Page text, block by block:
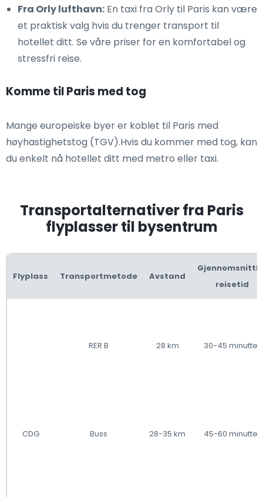
Fra Orly lufthavn: En taxi fra Orly til Paris kan være
et praktisk valg hvis du trenger transport til
hotellet ditt. Se våre priser for en komfortabel og
stressfri reise.
Komme til Paris med tog
Mange europeiske byer er koblet til Paris med
høyhastighetstog (TGV).Hvis du kommer med tog, kan
du enkelt nå hotellet ditt med metro eller taxi.
Transportalternativer fra Paris
flyplasser til bysentrum
Flyplass Transportmetode Avstand
reisetid
CDG
RER B 28 km 30-45 minutter
Buss 28-35 km 45-60 minutter